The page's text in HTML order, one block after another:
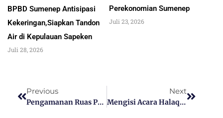
BPBD Sumenep Antisipasi
Kekeringan,Siapkan Tandon
Air di Kepulauan Sapeken
Juli 28, 2026
Perekonomian Sumenep
Juli 23, 2026
Previous
Pengamanan Ruas Pantai Gilimanuk – Selemadeg Capai 37,387 Persen
Next
Mengisi Acara Halaqah Lakpesdam NU Sumenep, Islah Bahrawi Kupas Tuntas Penyebab Perpecahan Agama